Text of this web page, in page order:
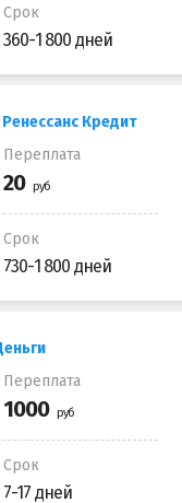
Срок
360-1 800 дней
Кредит
Переплата
Срок
730-1 800 дней
Переплата
Срок
7-17 дней